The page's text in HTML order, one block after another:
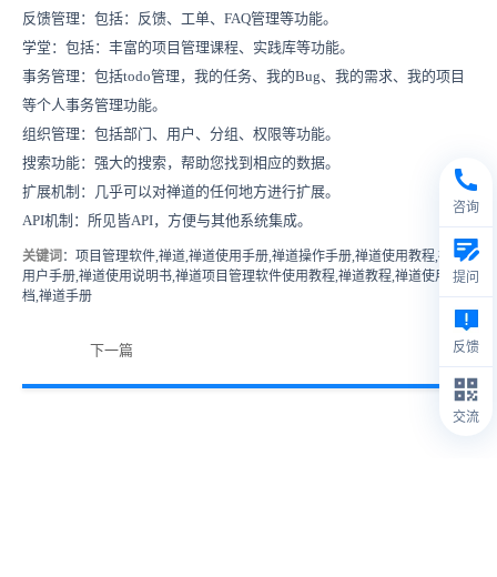
反馈管理：包括：反馈、工单、FAQ管理等功能。
学堂：包括：丰富的项目管理课程、实践库等功能。
事务管理：包括todo管理，我的任务、我的Bug、我的需求、我的项目
等个人事务管理功能。
组织管理：包括部门、用户、分组、权限等功能。
搜索功能：强大的搜索，帮助您找到相应的数据。
扩展机制：几乎可以对禅道的任何地方进行扩展。
API机制：所见皆API，方便与其他系统集成。
关键词 ：项目管理软件,禅道,禅道使用手册,禅道操作手册,禅道使用教程,禅道
用户手册,禅道使用说明书,禅道项目管理软件使用教程,禅道教程,禅道使用文
档,禅道手册
下一篇
咨询
提问
反馈
交流